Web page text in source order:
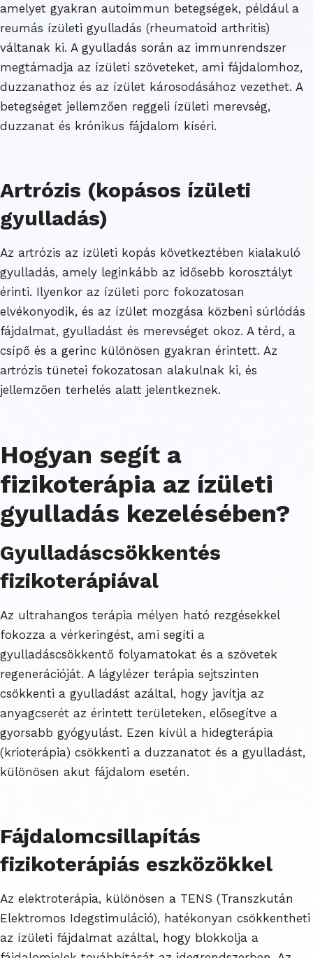
amelyet gyakran autoimmun betegségek, például a
reumás ízületi gyulladás (rheumatoid arthritis)
váltanak ki. A gyulladás során az immunrendszer
megtámadja az ízületi szöveteket, ami fájdalomhoz,
duzzanathoz és az ízület károsodásához vezethet. A
betegséget jellemzően reggeli ízületi merevség,
duzzanat és krónikus fájdalom kíséri.
Artrózis (kopásos ízületi
gyulladás)
Az artrózis az ízületi kopás következtében kialakuló
gyulladás, amely leginkább az idősebb korosztályt
érinti. Ilyenkor az ízületi porc fokozatosan
elvékonyodik, és az ízület mozgása közbeni súrlódás
fájdalmat, gyulladást és merevséget okoz. A térd, a
csípő és a gerinc különösen gyakran érintett. Az
artrózis tünetei fokozatosan alakulnak ki, és
jellemzően terhelés alatt jelentkeznek.
Hogyan segít a
fizikoterápia az ízületi
gyulladás kezelésében?
Gyulladáscsökkentés
fizikoterápiával
Az ultrahangos terápia mélyen ható rezgésekkel
fokozza a vérkeringést, ami segíti a
gyulladáscsökkentő folyamatokat és a szövetek
regenerációját. A lágylézer terápia sejtszinten
csökkenti a gyulladást azáltal, hogy javítja az
anyagcserét az érintett területeken, elősegítve a
gyorsabb gyógyulást. Ezen kívül a hidegterápia
(krioterápia) csökkenti a duzzanatot és a gyulladást,
különösen akut fájdalom esetén.
Fájdalomcsillapítás
fizikoterápiás eszközökkel
Az elektroterápia, különösen a TENS (Transzkután
Elektromos Idegstimuláció), hatékonyan csökkentheti
az ízületi fájdalmat azáltal, hogy blokkolja a